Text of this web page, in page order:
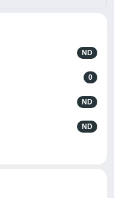
ND
0
ND
ND